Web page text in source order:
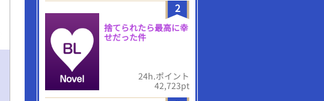
2
捨てられたら最高に幸
せだった件
24h.ポイント
42,723pt